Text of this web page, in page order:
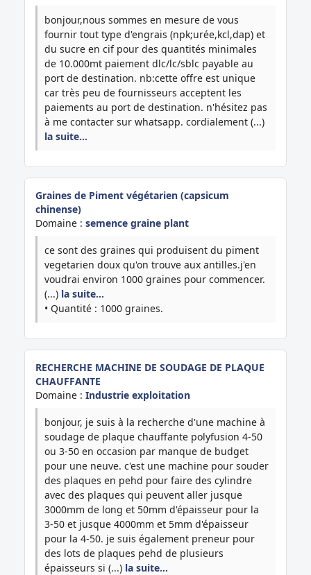
bonjour,nous sommes en mesure de vous
fournir tout type d'engrais (npk;urée,kcl,dap) et
du sucre en cif pour des quantités minimales
de 10.000mt paiement dlc/lc/sblc payable au
port de destination. nb:cette offre est unique
car très peu de fournisseurs acceptent les
paiements au port de destination. n'hésitez pas
à me contacter sur whatsapp. cordialement (...)
la suite…
Graines de Piment végétarien (capsicum
chinense)
Domaine : semence graine plant
ce sont des graines qui produisent du piment
vegetarien doux qu'on trouve aux antilles.j'en
voudrai environ 1000 graines pour commencer.
(...) la suite…
• Quantité : 1000 graines.
RECHERCHE MACHINE DE SOUDAGE DE PLAQUE
CHAUFFANTE
Domaine : Industrie exploitation
bonjour, je suis à la recherche d'une machine à
soudage de plaque chauffante polyfusion 4-50
ou 3-50 en occasion par manque de budget
pour une neuve. c'est une machine pour souder
des plaques en pehd pour faire des cylindre
avec des plaques qui peuvent aller jusque
3000mm de long et 50mm d'épaisseur pour la
3-50 et jusque 4000mm et 5mm d'épaisseur
pour la 4-50. je suis également preneur pour
des lots de plaques pehd de plusieurs
épaisseurs si (...) la suite…